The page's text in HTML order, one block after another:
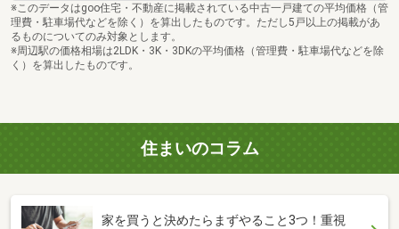
※このデータはgoo住宅・不動産に掲載されている中古一戸建ての平均価格（管
理費・駐車場代などを除く）を算出したものです。ただし5戸以上の掲載があ
るものについてのみ対象とします。
※周辺駅の価格相場は2LDK・3K・3DKの平均価格（管理費・駐車場代などを除
く）を算出したものです。
住まいのコラム
家を買うと決めたらまずやること3つ！重視